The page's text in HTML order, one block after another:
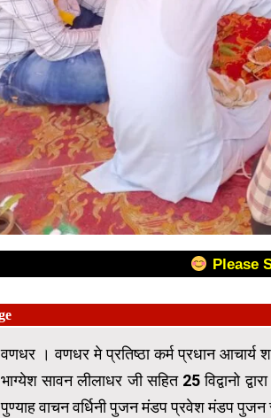
Please
वणधर । वणधर मे प्रतिष्ठा कर्म प्रधान आचार्य
भाग्येश सावन लीलाधर जी सहित 25 विद्वानो
पुण्याह वाचन वर्धिनी पुजन मंडप प्रवेश मंडप पुजन